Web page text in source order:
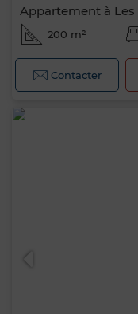
Appartement à Les
200 m²
Contacter